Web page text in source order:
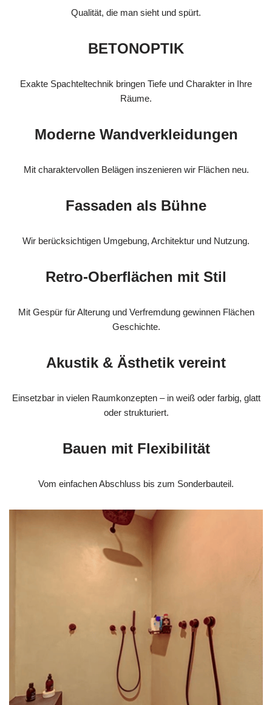
Qualität, die man sieht und spürt.
BETONOPTIK
Exakte Spachteltechnik bringen Tiefe und Charakter in Ihre
Räume.
Moderne Wandverkleidungen
Mit charaktervollen Belägen inszenieren wir Flächen neu.
Fassaden als Bühne
Wir berücksichtigen Umgebung, Architektur und Nutzung.
Retro-Oberflächen mit Stil
Mit Gespür für Alterung und Verfremdung gewinnen Flächen
Geschichte.
Akustik & Ästhetik vereint
Einsetzbar in vielen Raumkonzepten – in weiß oder farbig, glatt
oder strukturiert.
Bauen mit Flexibilität
Vom einfachen Abschluss bis zum Sonderbauteil.